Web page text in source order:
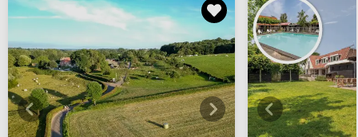
Bekijkhieralle foto's Bekijk